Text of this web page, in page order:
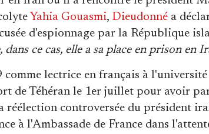
Yahia Gouasmi, Dieudonné a
d'espionnage par la République
ce cas, elle a sa place en prison en
comme lectrice en français à
de Téhéran le 1er juillet pour avoir
réélection controversée du président
à l'Ambassade de France dans